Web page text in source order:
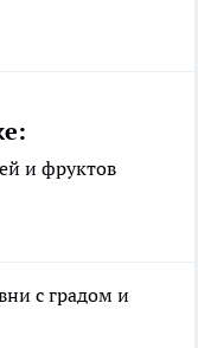
и фруктов
с градом и